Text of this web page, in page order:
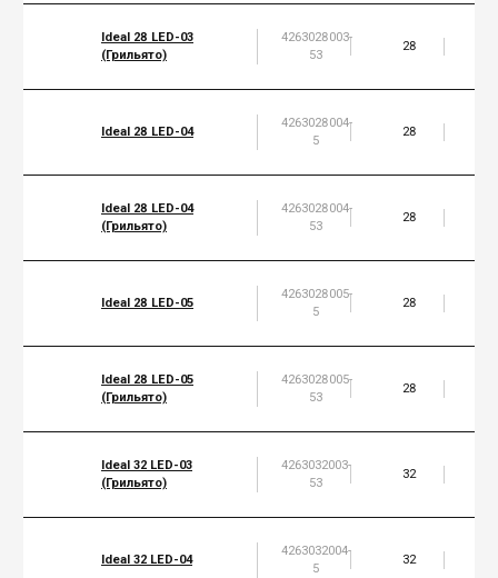
Ideal 28 LED-03
(Грильято)
4263028003-
53
28
Ideal 28 LED-04
4263028004-
5
28
Ideal 28 LED-04
(Грильято)
4263028004-
53
28
Ideal 28 LED-05
4263028005-
5
28
Ideal 28 LED-05
(Грильято)
4263028005-
53
28
Ideal 32 LED-03
(Грильято)
4263032003-
53
32
Ideal 32 LED-04
4263032004-
5
32